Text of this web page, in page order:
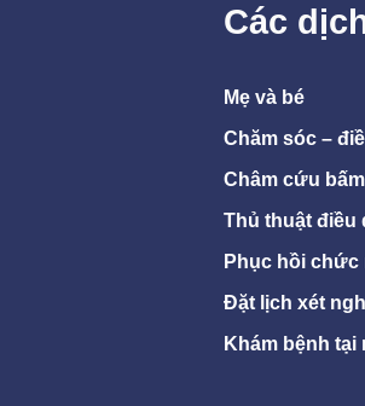
Các
Mẹ và bé
Chăm sóc –
Châm cứu
Thủ thuật điều
Phục hồi chức
Đặt lịch xét
Khám bệnh